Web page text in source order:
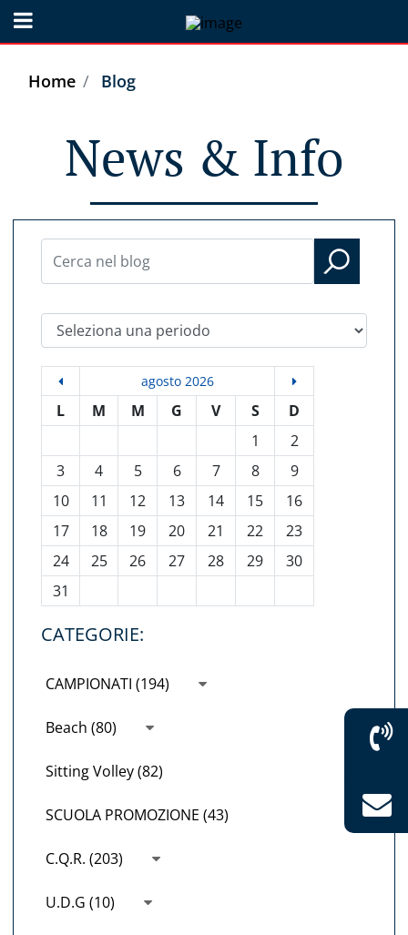
Open menu
Home Blog
News & Info
Seleziona una periodo
agosto 2026
L M M G V S
D
1
2
3
4 5 6 7 8
9
10
11 12 13 14 15
16
17
18 19 20 21 22
23
24
25 26 27 28 29
30
31
CATEGORIE:
CAMPIONATI (194)
Beach (80)
Sitting Volley (82)
SCUOLA PROMOZIONE (43)
C.Q.R. (203)
U.D.G (10)